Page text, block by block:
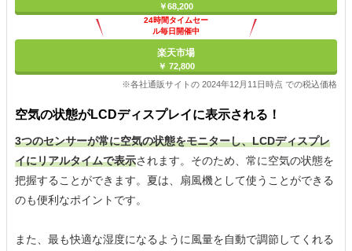
￥68,200
24時間タイムセー
ル毎日開催中
楽天市場
￥ 72,800
※各社通販サイトの 2024年12月11日時点 での税込価格
空気の状態がLCDディスプレイに表示される！
3つのセンサーが常に空気の状態をモニターし、LCDディスプレ
イにリアルタイムで表示されます。そのため、常に空気の状態を
把握することができます。夏は、扇風機として使うことができる
のも便利なポイントです。
また、最も快適な湿度になるように風量を自動で調節してくれる